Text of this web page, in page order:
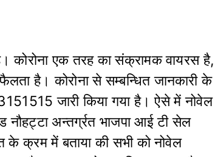
कोरोना एक तरह का संक्रामक वायरस है,
है। कोरोना से सम्बन्धित जानकारी के
जारी किया गया है। ऐसे में नोवेल
नौहट्टा अन्तर्ग्रत भाजपा आई टी सेल
के क्रम में बताया की सभी को नोवेल